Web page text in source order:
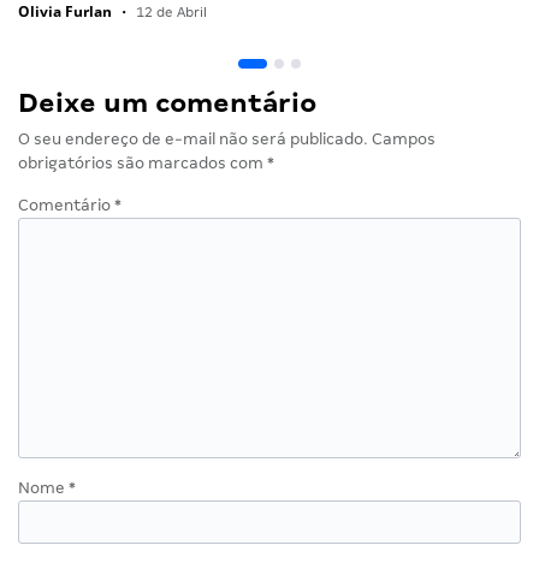
Olivia Furlan • 12 de Abril
Deixe um comentário
O seu endereço de e-mail não será publicado. Campos
obrigatórios são marcados com *
Comentário *
Nome *